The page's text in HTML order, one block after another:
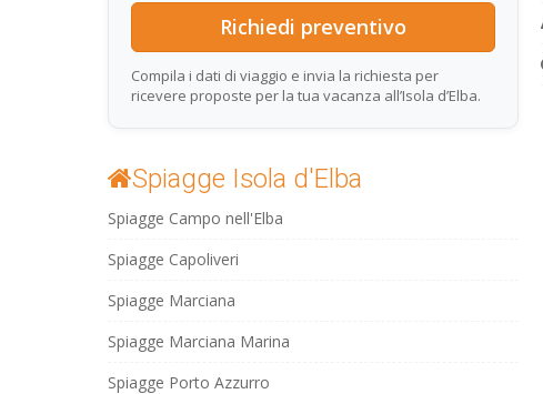
Compila i dati di viaggio e invia la richiesta per
ricevere proposte per la tua vacanza all’Isola d’Elba.
Spiagge Isola d'Elba
Spiagge Campo nell'Elba
Spiagge Capoliveri
Spiagge Marciana
Spiagge Marciana Marina
Spiagge Porto Azzurro